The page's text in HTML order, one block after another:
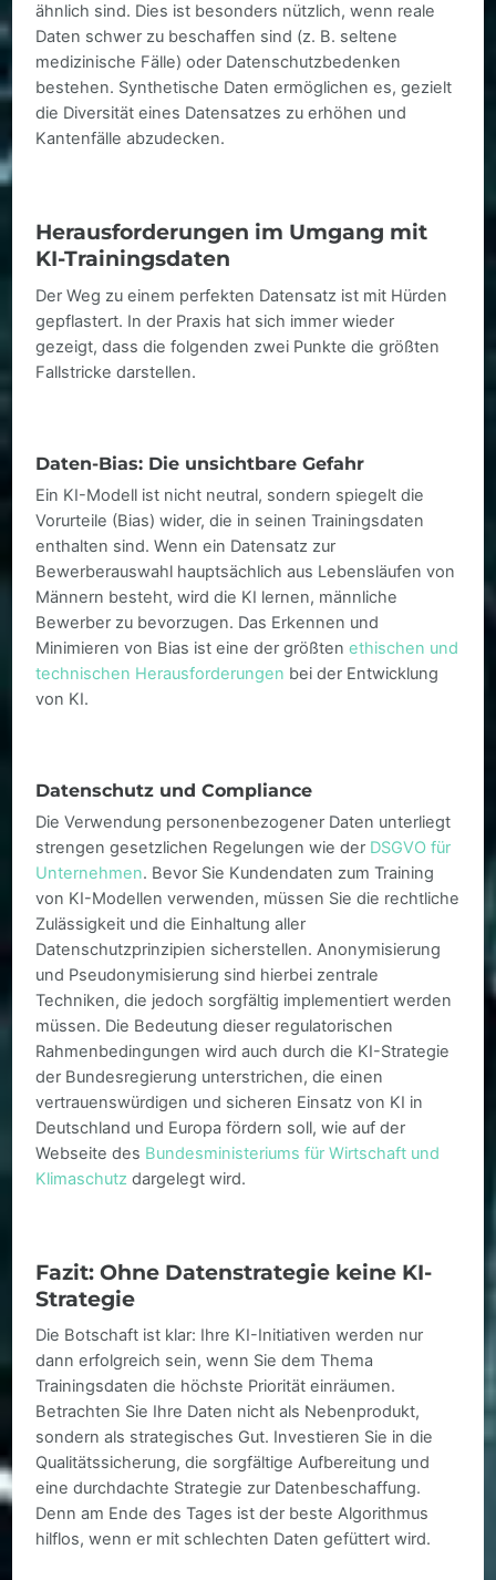
ähnlich sind. Dies ist besonders nützlich, wenn reale
Daten schwer zu beschaffen sind (z. B. seltene
medizinische Fälle) oder Datenschutzbedenken
bestehen. Synthetische Daten ermöglichen es, gezielt
die Diversität eines Datensatzes zu erhöhen und
Kantenfälle abzudecken.
Herausforderungen im Umgang mit
KI-Trainingsdaten
Der Weg zu einem perfekten Datensatz ist mit Hürden
gepflastert. In der Praxis hat sich immer wieder
gezeigt, dass die folgenden zwei Punkte die größten
Fallstricke darstellen.
Daten-Bias: Die unsichtbare Gefahr
Ein KI-Modell ist nicht neutral, sondern spiegelt die
Vorurteile (Bias) wider, die in seinen Trainingsdaten
enthalten sind. Wenn ein Datensatz zur
Bewerberauswahl hauptsächlich aus Lebensläufen von
Männern besteht, wird die KI lernen, männliche
Bewerber zu bevorzugen. Das Erkennen und
Minimieren von Bias ist eine der größtenethischen und
technischen Herausforderungen bei der Entwicklung
von KI.
Datenschutz und Compliance
Die Verwendung personenbezogener Daten unterliegt
strengen gesetzlichen Regelungen wie der DSGVO für
Unternehmen. Bevor Sie Kundendaten zum Training
von KI-Modellen verwenden, müssen Sie die rechtliche
Zulässigkeit und die Einhaltung aller
Datenschutzprinzipien sicherstellen. Anonymisierung
und Pseudonymisierung sind hierbei zentrale
Techniken, die jedoch sorgfältig implementiert werden
müssen. Die Bedeutung dieser regulatorischen
Rahmenbedingungen wird auch durch die KI-Strategie
der Bundesregierung unterstrichen, die einen
vertrauenswürdigen und sicheren Einsatz von KI in
Deutschland und Europa fördern soll, wie auf der
Webseite des Bundesministeriums für Wirtschaft und
Klimaschutz dargelegt wird.
Fazit: Ohne Datenstrategie keine KI-
Strategie
Die Botschaft ist klar: Ihre KI-Initiativen werden nur
dann erfolgreich sein, wenn Sie dem Thema
Trainingsdaten die höchste Priorität einräumen.
Betrachten Sie Ihre Daten nicht als Nebenprodukt,
sondern als strategisches Gut. Investieren Sie in die
Qualitätssicherung, die sorgfältige Aufbereitung und
eine durchdachte Strategie zur Datenbeschaffung.
Denn am Ende des Tages ist der beste Algorithmus
hilflos, wenn er mit schlechten Daten gefüttert wird.